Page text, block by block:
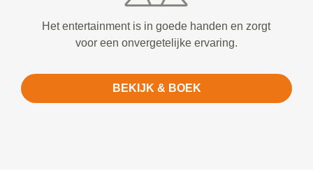
Het entertainment is in goede handen en zorgt
voor een onvergetelijke ervaring.
BEKIJK & BOEK